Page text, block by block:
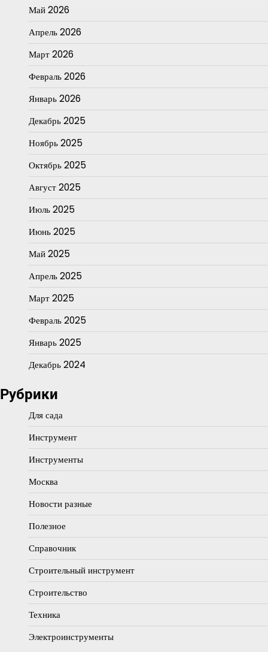
Май 2026
Апрель 2026
Март 2026
Февраль 2026
Январь 2026
Декабрь 2025
Ноябрь 2025
Октябрь 2025
Август 2025
Июль 2025
Июнь 2025
Май 2025
Апрель 2025
Март 2025
Февраль 2025
Январь 2025
Декабрь 2024
Рубрики
Для сада
Инструмент
Инструменты
Москва
Новости разные
Полезное
Справочник
Строительный инструмент
Строительство
Техника
Электроинструменты